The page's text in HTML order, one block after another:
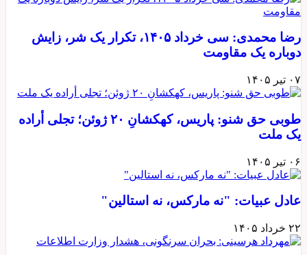
رضا محمدی: سی خرداد ۱۴۰۵، تکرار یک شر، زایش
دوباره یک مقاومت
۰۷ تیر ۱۴۰۵
طوبی حق شنو: پاریس، کهکشانِ ۲۰ ژوئن؛ تجلی أراده
یک ملت
۰۶ تیر ۱۴۰۵
عادل عبیات: "نه مارکس، نه استالین"
۲۲ خرداد ۱۴۰۵